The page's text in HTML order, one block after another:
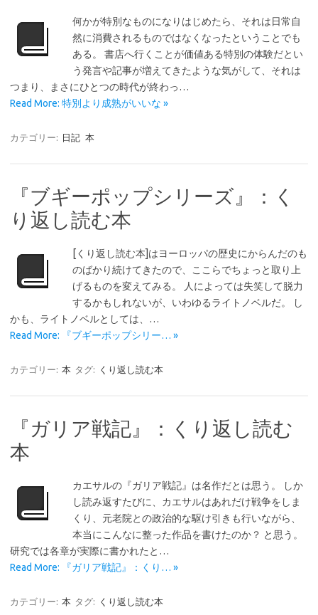
何かが特別なものになりはじめたら、それは日常自
然に消費されるものではなくなったということでも
ある。 書店へ行くことが価値ある特別の体験だとい
う発言や記事が増えてきたような気がして、それは
つまり、まさにひとつの時代が終わっ…
Read More: 特別より成熟がいいな »
カテゴリー: 日記 本
『ブギーポップシリーズ』：く
り返し読む本
[くり返し読む本]はヨーロッパの歴史にからんだのも
のばかり続けてきたので、ここらでちょっと取り上
げるものを変えてみる。 人によっては失笑して脱力
するかもしれないが、いわゆるライトノベルだ。 し
かも、ライトノベルとしては、…
Read More: 『ブギーポップシリー… »
カテゴリー: 本 タグ: くり返し読む本
『ガリア戦記』：くり返し読む
本
カエサルの『ガリア戦記』は名作だとは思う。 しか
し読み返すたびに、カエサルはあれだけ戦争をしま
くり、元老院との政治的な駆け引きも行いながら、
本当にこんなに整った作品を書けたのか？ と思う。
研究では各章が実際に書かれたと…
Read More: 『ガリア戦記』：くり… »
カテゴリー: 本 タグ: くり返し読む本